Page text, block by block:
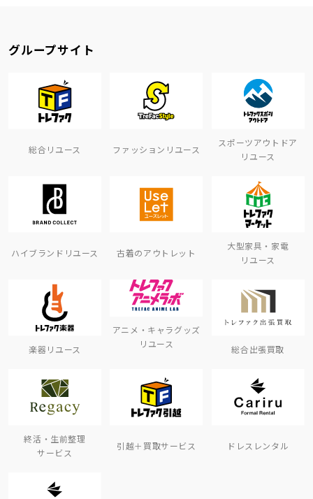
グループサイト
総合リユース ファッションリユース
スポーツアウトドア
リユース
ハイブランドリユース 古着のアウトレット
大型家具・家電
リユース
楽器リユース
アニメ・キャラグッズ
リユース
総合出張買取
終活・生前整理
サービス
引越＋買取サービス ドレスレンタル